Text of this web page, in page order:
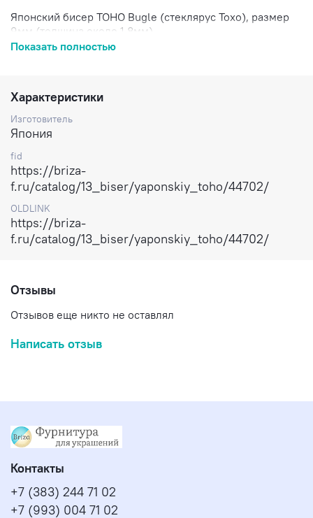
Японский бисер TOHO Bugle (стеклярус Тохо), размер
9мм (толщина около 1.8мм).
Цена за 5 грамм.
Доставка по России.
Показать полностью
Характеристики
Изготовитель
Япония
fid
https://briza-
f.ru/catalog/13_biser/yaponskiy_toho/44702/
OLDLINK
https://briza-
f.ru/catalog/13_biser/yaponskiy_toho/44702/
Отзывы
Отзывов еще никто не оставлял
Написать отзыв
Контакты
+7 (383) 244 71 02
+7 (993) 004 71 02